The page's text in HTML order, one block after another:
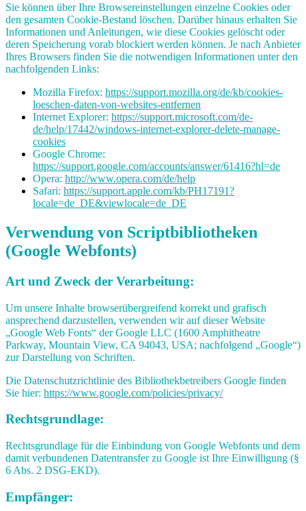
Sie können über Ihre Browsereinstellungen einzelne Cookies oder
den gesamten Cookie-Bestand löschen. Darüber hinaus erhalten Sie
Informationen und Anleitungen, wie diese Cookies gelöscht oder
deren Speicherung vorab blockiert werden können. Je nach Anbieter
Ihres Browsers finden Sie die notwendigen Informationen unter den
nachfolgenden Links:
Mozilla Firefox: https://support.mozilla.org/de/kb/cookies-
loeschen-daten-von-websites-entfernen
Internet Explorer: https://support.microsoft.com/de-
de/help/17442/windows-internet-explorer-delete-manage-
cookies
Google Chrome:
https://support.google.com/accounts/answer/61416?hl=de
Opera: http://www.opera.com/de/help
Safari: https://support.apple.com/kb/PH17191?
locale=de_DE&viewlocale=de_DE
Verwendung von Scriptbibliotheken
(Google Webfonts)
Art und Zweck der Verarbeitung:
Um unsere Inhalte browserübergreifend korrekt und grafisch
ansprechend darzustellen, verwenden wir auf dieser Website
„Google Web Fonts“ der Google LLC (1600 Amphitheatre
Parkway, Mountain View, CA 94043, USA; nachfolgend „Google“)
zur Darstellung von Schriften.
Die Datenschutzrichtlinie des Bibliothekbetreibers Google finden
Sie hier: https://www.google.com/policies/privacy/
Rechtsgrundlage:
Rechtsgrundlage für die Einbindung von Google Webfonts und dem
damit verbundenen Datentransfer zu Google ist Ihre Einwilligung (§
6 Abs. 2 DSG-EKD).
Empfänger: